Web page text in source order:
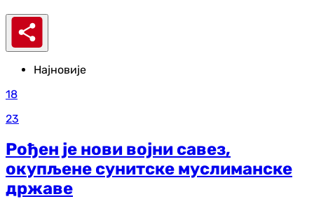
Најновије
18
23
Рођен је нови војни савез,
окупљене сунитске муслиманске
државе